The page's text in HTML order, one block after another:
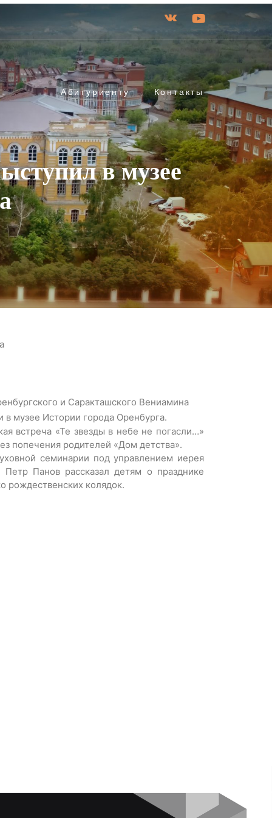
Абитуриенту Контакты
в музее
и Саракташского Вениамина
музее Истории города Оренбурга.
встреча «Те звезды в небе не погасли…»
попечения родителей «Дом детства».
семинарии под управлением иерея
Панов рассказал детям о празднике
рождественских колядок.